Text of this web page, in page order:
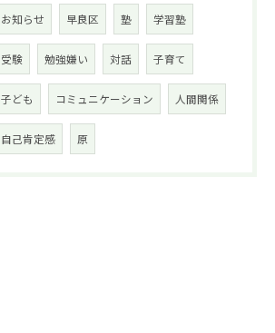
お知らせ 早良区 塾 学習塾
受験 勉強嫌い 対話 子育て
子ども コミュニケーション 人間関係
自己肯定感 原